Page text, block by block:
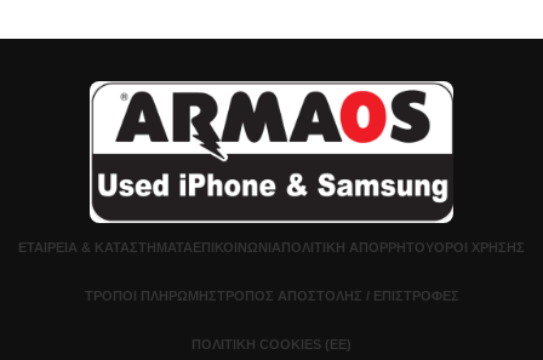
ΕΤΑΙΡΕΊΑ & ΚΑΤΑΣΤΉΜΑΤΑΕΠΙΚΟΙΝΩΝΊΑΠΟΛΙΤΙΚΉ ΑΠΟΡΡΉΤΟΥΌΡΟΙ ΧΡΉΣΗΣ
ΤΡΌΠΟΙ ΠΛΗΡΩΜΉΣΤΡΌΠΟΣ ΑΠΟΣΤΟΛΉΣ / ΕΠΙΣΤΡΟΦΈΣ
ΠΟΛΙΤΙΚΉ COOKIES (ΕΕ)